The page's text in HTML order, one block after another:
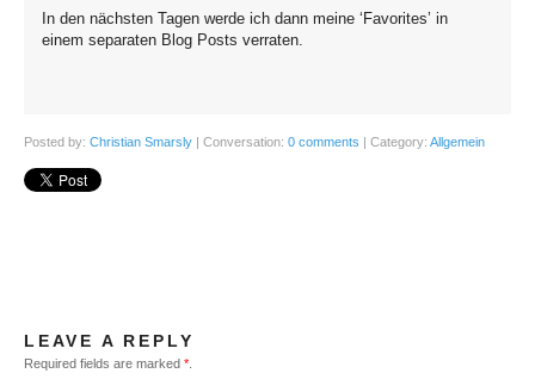
In den nächsten Tagen werde ich dann meine ‘Favorites’ in
einem separaten Blog Posts verraten.
Posted by: Christian Smarsly | Conversation: 0 comments | Category: Allgemein
LEAVE A REPLY
Required fields are marked *